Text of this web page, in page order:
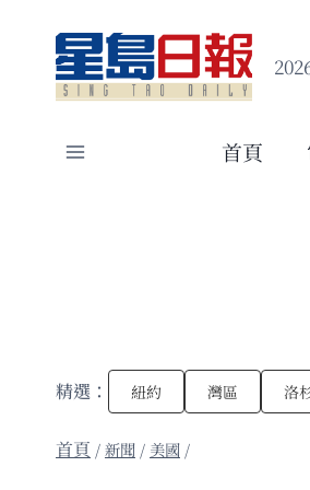
content
首頁
精選： 紐約 灣區 洛
/新聞 / 美國 /